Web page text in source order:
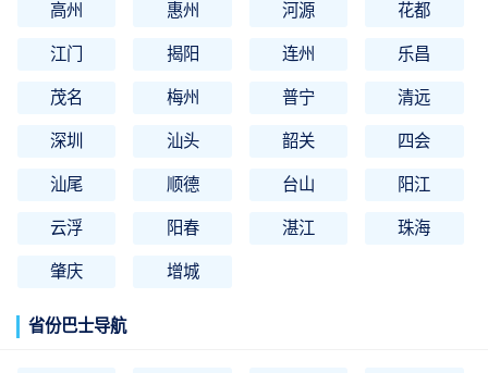
高州 惠州 河源 花都
江门 揭阳 连州 乐昌
茂名 梅州 普宁 清远
深圳 汕头 韶关 四会
汕尾 顺德 台山 阳江
云浮 阳春 湛江 珠海
肇庆 增城
省份巴士导航